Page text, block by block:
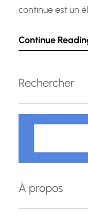
continue est un
constante
souhaitant
équipe, la
Continue
Rechercher
h
r
c
À propos